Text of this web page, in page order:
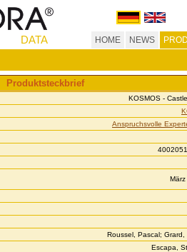
DATA HOME NEWS
Produktsteckbrief
KOSMOS -
Anspruchsvolle
Roussel, Pascal; Grard,
Escapa,